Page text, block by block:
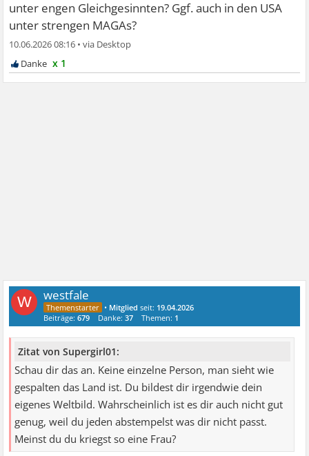
unter engen Gleichgesinnten? Ggf. auch in den USA
unter strengen MAGAs?
10.06.2026 08:16 •
x 1
W westfale
• Mitglied seit: 19.04.2026
Beiträge:679 Danke:37 Themen: 1
Zitat von Supergirl01:
Schau dir das an. Keine einzelne Person, man sieht wie
gespalten das Land ist. Du bildest dir irgendwie dein
eigenes Weltbild. Wahrscheinlich ist es dir auch nicht gut
genug, weil du jeden abstempelst was dir nicht passt.
Meinst du du kriegst so eine Frau?